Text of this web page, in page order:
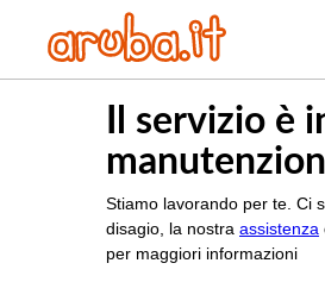
Il servizio è
Stiamo lavorando per te. Ci
disagio, la nostra assistenza
per maggiori informazioni